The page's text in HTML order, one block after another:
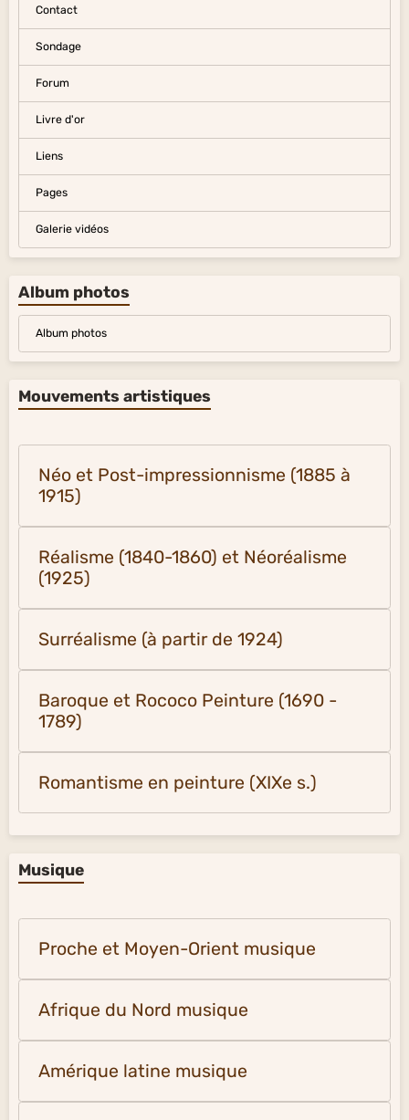
Contact
Sondage
Forum
Livre d'or
Liens
Pages
Galerie vidéos
Album photos
Album photos
Mouvements artistiques
Néo et Post-impressionnisme (1885 à
1915)
Réalisme (1840-1860) et Néoréalisme
(1925)
Surréalisme (à partir de 1924)
Baroque et Rococo Peinture (1690 -
1789)
Romantisme en peinture (XIXe s.)
Musique
Proche et Moyen-Orient musique
Afrique du Nord musique
Amérique latine musique